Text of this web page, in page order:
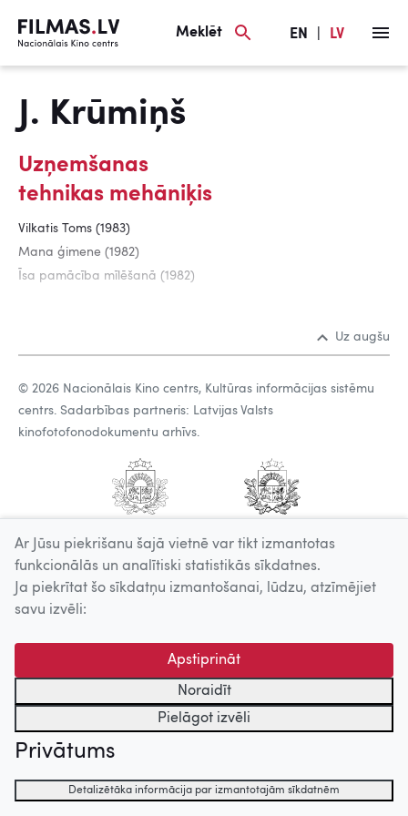
Meklēt EN LV
J. Krūmiņš
Uzņemšanas
tehnikas mehāniķis
Vilkatis Toms (1983)
Mana ģimene (1982)
Īsa pamācība mīlēšanā (1982)
Uz augšu
© 2026 Nacionālais Kino centrs, Kultūras informācijas sistēmu
centrs. Sadarbības partneris: Latvijas Valsts
kinofotofonodokumentu arhīvs.
Ar Jūsu piekrišanu šajā vietnē var tikt izmantotas
funkcionālās un analītiski statistikās sīkdatnes.
Ja piekrītat šo sīkdatņu izmantošanai, lūdzu, atzīmējiet
savu izvēli:
Apstiprināt
Noraidīt
Pielāgot izvēli
Privātums
Detalizētāka informācija par izmantotajām sīkdatnēm